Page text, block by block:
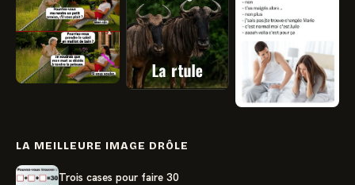
LA MEILLEURE IMAGE DRÔLE
Trois cases pour faire 30